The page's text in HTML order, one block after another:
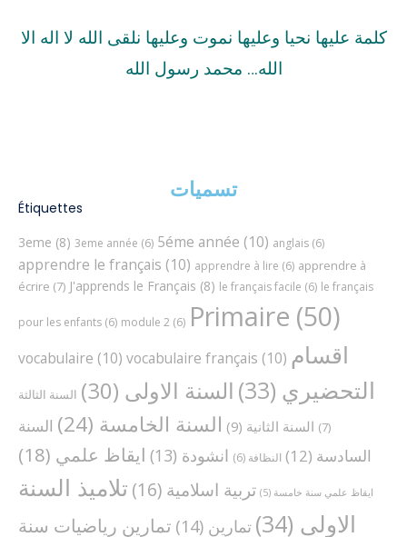
كلمة عليها نحيا وعليها نموت وعليها نلقى الله لا اله الا
الله… محمد رسول الله
تسميات
Étiquettes
3eme (8) 3eme année (6) 5éme année (10) anglais (6)
apprendre le français (10) apprendre à lire (6) apprendre à
écrire (7) J'apprends le Français (8) le français facile (6) le français
pour les enfants (6) module 2 (6) Primaire (50)
vocabulaire (10) vocabulaire français (10) اقسام
التحضيري (33) السنة الاولى (30)
السنة الثالثة
(7)
السنة الثانية (9) السنة الخامسة (24)
السنة
السادسة (12) النظافة (6) انشودة (13) ايقاظ علمي (18)
ايقاظ علمي سنة خامسة (5) تربية اسلامية (16)
تلاميذ السنة
الاولى (34) تمارين (14)
تمارين رياضيات سنة